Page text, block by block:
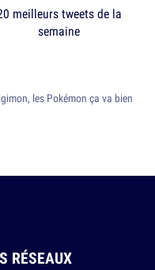
meilleurs tweets de la
semaine
les Pokémon ça va bien
RÉSEAUX